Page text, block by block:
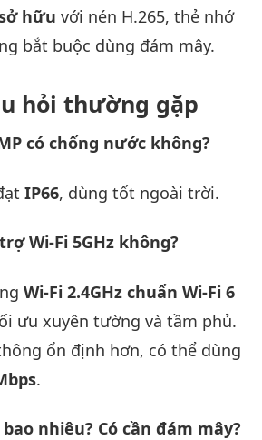
hữu với nén H.265, thẻ nhớ
bắt buộc dùng đám mây.
hỏi thường gặp
có chống nước không?
IP66, dùng tốt ngoài trời.
Wi-Fi 5GHz không?
Wi-Fi 2.4GHz chuẩn Wi-Fi 6
ưu xuyên tường và tầm phủ.
ổn định hơn, có thể dùng
.
nhiêu? Có cần đám mây?